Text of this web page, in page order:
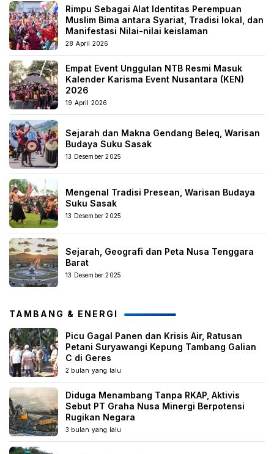
Rimpu Sebagai Alat Identitas Perempuan
Muslim Bima antara Syariat, Tradisi lokal, dan
Manifestasi Nilai-nilai keislaman
28 April 2026
Empat Event Unggulan NTB Resmi Masuk
Kalender Karisma Event Nusantara (KEN)
2026
19 April 2026
Sejarah dan Makna Gendang Beleq, Warisan
Budaya Suku Sasak
13 Desember 2025
Mengenal Tradisi Presean, Warisan Budaya
Suku Sasak
13 Desember 2025
Sejarah, Geografi dan Peta Nusa Tenggara
Barat
13 Desember 2025
TAMBANG & ENERGI
Picu Gagal Panen dan Krisis Air, Ratusan
Petani Suryawangi Kepung Tambang Galian
C di Geres
2 bulan yang lalu
Diduga Menambang Tanpa RKAP, Aktivis
Sebut PT Graha Nusa Minergi Berpotensi
Rugikan Negara
3 bulan yang lalu